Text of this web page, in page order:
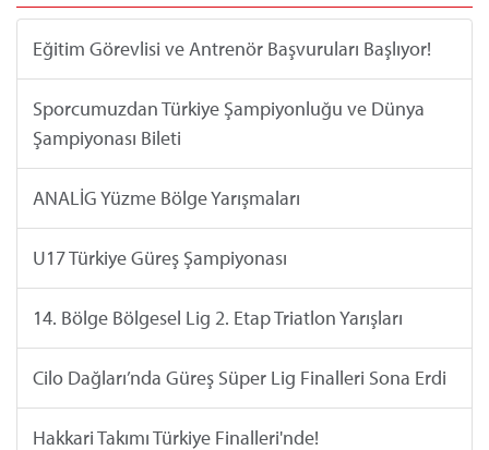
Eğitim Görevlisi ve Antrenör Başvuruları Başlıyor!
Sporcumuzdan Türkiye Şampiyonluğu ve Dünya
Şampiyonası Bileti
ANALİG Yüzme Bölge Yarışmaları
U17 Türkiye Güreş Şampiyonası
14. Bölge Bölgesel Lig 2. Etap Triatlon Yarışları
Cilo Dağları’nda Güreş Süper Lig Finalleri Sona Erdi
Hakkari Takımı Türkiye Finalleri'nde!